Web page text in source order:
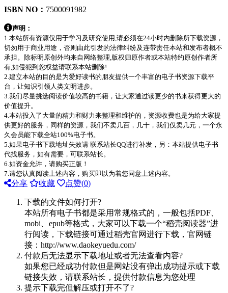
ISBN NO： 7500091982
声明：
1.本站所有资源仅用于学习及研究使用,请必须在24小时内删除所下载资源，
切勿用于商业用途，否则由此引发的法律纠纷及连带责任本站和发布者概不
承担。除标明原创外均来自网络整理,版权归原作者或本站特约原创作者所
有,如侵犯到您权益请联系本站删除!
2.建立本站的目的是为爱好读书的朋友提供一个丰富的电子书资源下载平
台，让知识引领人类文明进步。
3.我们尽量挑选阅读价值较高的书籍，让大家通过读更少的书来获得更大的
价值提升。
4.本站投入了大量的精力和财力来整理和维护的，资源收费也是为给大家提
供更好的服务，同样的资源，我们不卖几百，几十，我们仅卖几元，一个永
久会员能下载全站100%电子书。
5.如果电子书下载地址失效请 联系站长QQ进行补发，另：本站提供电子书
代找服务，如有需要，可联系站长。
6.如资金允许，请购买正版！
7.请您认真阅读上述内容，购买即以为着您同意上述内容。
分享 收藏 点赞(0)
下载的文件如何打开?
本站所有电子书都是采用常规格式的，一般包括PDF、
mobi、epub等格式，大家可以下载一个“稻壳阅读器”进
行阅读，下载链接可通过稻壳官网进行下载，官网链
接：http://www.daokeyuedu.com/
付款后无法显示下载地址或者无法查看内容?
如果您已经成功付款但是网站没有弹出成功提示或下载
链接失效，请联系站长，提供付款信息为您处理
提示下载完但解压或打开不了?